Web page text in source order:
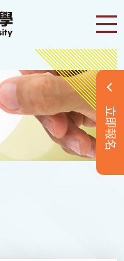
立即報名